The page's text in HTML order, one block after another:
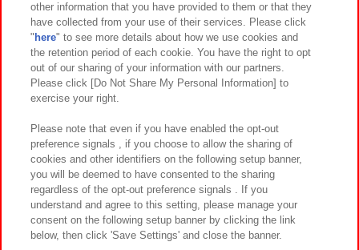
関連会社 サステナビリティ サイトポリシー
プライバシーポリシー ウェブアクセシビリティ方針と検証結果
お取引先さまとともに
カスタマーハラスメント対応方針 よくあるご質問・お問い合わせ
©Bandai Namco Amusement Inc.
other information that you have provided to them or that they
have collected from your use of their services. Please click
" here" to see more details about how we use cookies and
the retention period of each cookie. You have the right to opt
out of our sharing of your information with our partners.
Please click [Do Not Share My Personal Information] to
exercise your right.
Please note that even if you have enabled the opt-out
preference signals , if you choose to allow the sharing of
cookies and other identifiers on the following setup banner,
you will be deemed to have consented to the sharing
regardless of the opt-out preference signals . If you
understand and agree to this setting, please manage your
consent on the following setup banner by clicking the link
below, then click 'Save Settings' and close the banner.